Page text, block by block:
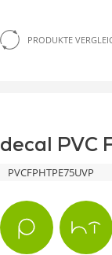
PRODUKTE
decal PVC
PVCFPHTPE75UVP